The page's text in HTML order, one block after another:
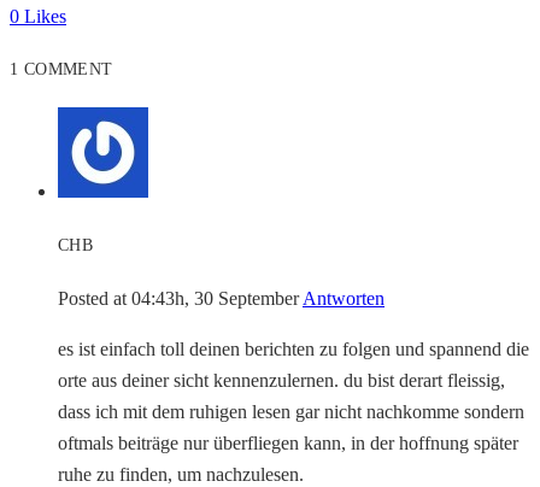
0 Likes
1 COMMENT
CHB
Posted at 04:43h, 30 September Antworten
es ist einfach toll deinen berichten zu folgen und spannend die
orte aus deiner sicht kennenzulernen. du bist derart fleissig,
dass ich mit dem ruhigen lesen gar nicht nachkomme sondern
oftmals beiträge nur überfliegen kann, in der hoffnung später
ruhe zu finden, um nachzulesen.